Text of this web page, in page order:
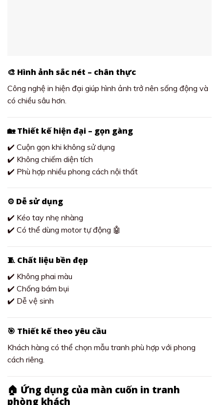
🎨 Hình ảnh sắc nét – chân thực
Công nghệ in hiện đại giúp hình ảnh trở nên sống động và
có chiều sâu hơn.
🏡 Thiết kế hiện đại – gọn gàng
✔️ Cuộn gọn khi không sử dụng
✔️ Không chiếm diện tích
✔️ Phù hợp nhiều phong cách nội thất
⚙️ Dễ sử dụng
✔️ Kéo tay nhẹ nhàng
✔️ Có thể dùng motor tự động 🤖
🧵 Chất liệu bền đẹp
✔️ Không phai màu
✔️ Chống bám bụi
✔️ Dễ vệ sinh
🎯 Thiết kế theo yêu cầu
Khách hàng có thể chọn mẫu tranh phù hợp với phong
cách riêng.
🏠 Ứng dụng của màn cuốn in tranh
phòng khách